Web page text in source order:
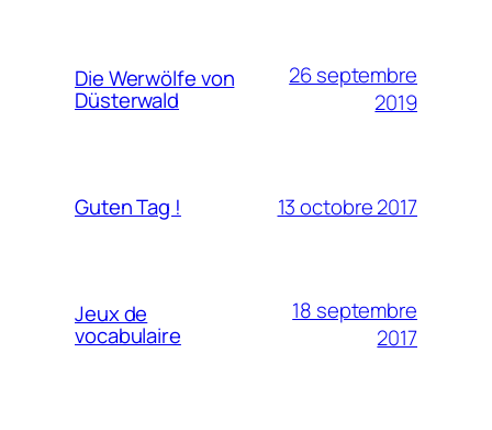
Die Werwölfe von
Düsterwald
26 septembre
2019
Guten Tag ! 13 octobre 2017
Jeux de
vocabulaire
18 septembre
2017